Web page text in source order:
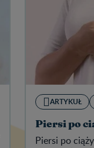
ARTYKUŁ
Piersi po
Piersi po